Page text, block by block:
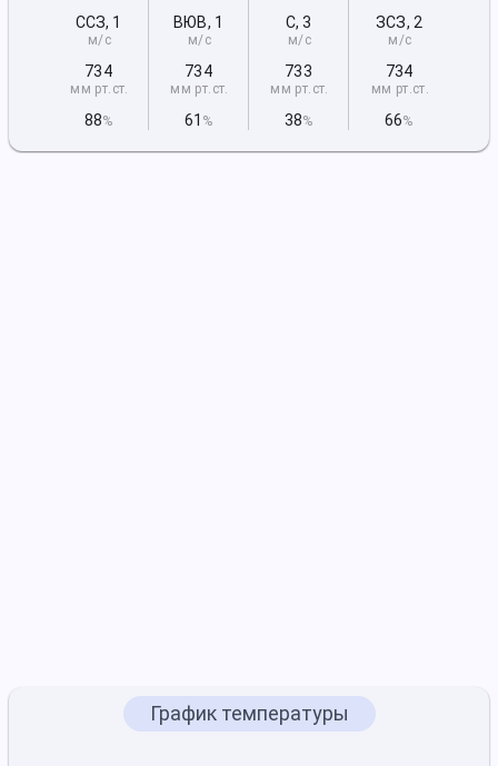
ССЗ, 1
м/с
734
мм рт.ст.
88%
ВЮВ, 1
м/с
734
мм рт.ст.
61 %
С,3
м/с
733
мм рт.ст.
38%
ЗСЗ, 2
м/с
734
мм рт.ст.
66%
График температуры